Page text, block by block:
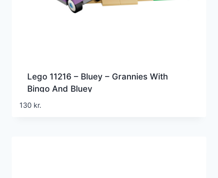
Lego 11216 – Bluey – Grannies With
Bingo And Bluey
130 kr.